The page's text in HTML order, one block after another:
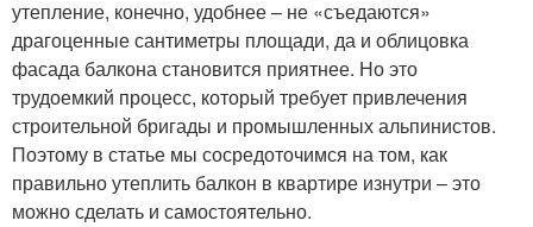
утепление, конечно, удобнее – не «съедаются»
драгоценные сантиметры площади, да и облицовка
фасада балкона становится приятнее. Но это
трудоемкий процесс, который требует привлечения
строительной бригады и промышленных альпинистов.
Поэтому в статье мы сосредоточимся на том, как
правильно утеплить балкон в квартире изнутри – это
можно сделать и самостоятельно.